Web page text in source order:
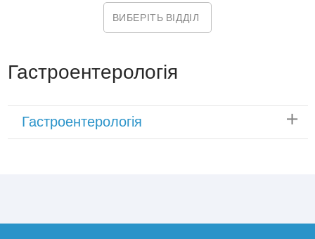
ВИБЕРІТЬ ВІДДІЛ
Гастроентерологія
Гастроентерологія